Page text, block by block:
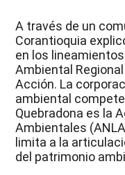
A través de un
Corantioquia
en los
Ambiental
Acción. La
ambiental
Quebradona es la
Ambientales
limita a la
del patrimonio